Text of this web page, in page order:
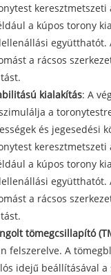
keresztmetszeti
a kúpos torony
együtthatót.
a rácsos
kialakítás: A
a
és jegesedési
keresztmetszeti
a kúpos torony
együtthatót.
a rácsos
tömegcsillapító
felszerelve. A
idejű beállításával